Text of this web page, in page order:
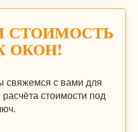
СТОИМОСТЬ
ОКОН!
свяжемся с вами для
стоимости под